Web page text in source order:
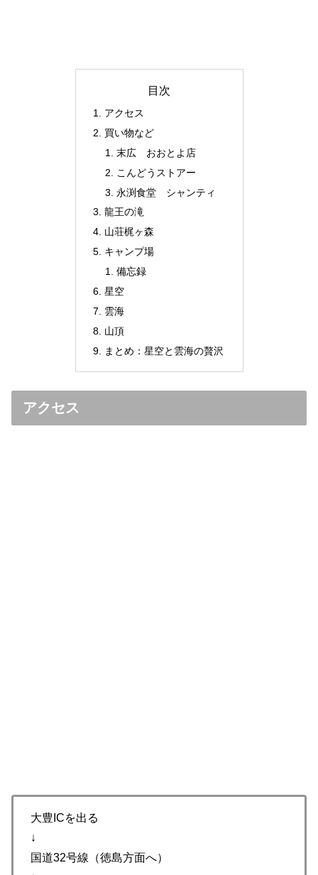
目次
アクセス
買い物など
末広 おおとよ店
こんどうストアー
永渕食堂 シャンティ
龍王の滝
山荘梶ヶ森
キャンプ場
備忘録
星空
雲海
山頂
まとめ：星空と雲海の贅沢
アクセス
大豊ICを出る
↓
国道32号線（徳島方面へ）